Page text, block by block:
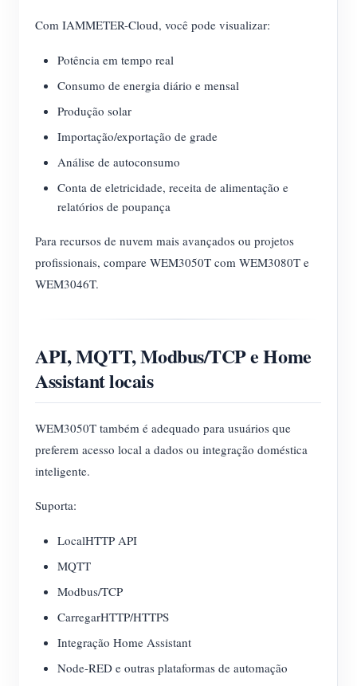
Com IAMMETER-Cloud, você pode visualizar:
Potência em tempo real
Consumo de energia diário e mensal
Produção solar
Importação/exportação de grade
Análise de autoconsumo
Conta de eletricidade, receita de alimentação e
relatórios de poupança
Para recursos de nuvem mais avançados ou projetos
profissionais, compare WEM3050T com WEM3080T e
WEM3046T.
API, MQTT, Modbus/TCP e Home
Assistant locais
WEM3050T também é adequado para usuários que
preferem acesso local a dados ou integração doméstica
inteligente.
Suporta:
LocalHTTP API
MQTT
Modbus/TCP
CarregarHTTP/HTTPS
Integração Home Assistant
Node-RED e outras plataformas de automação